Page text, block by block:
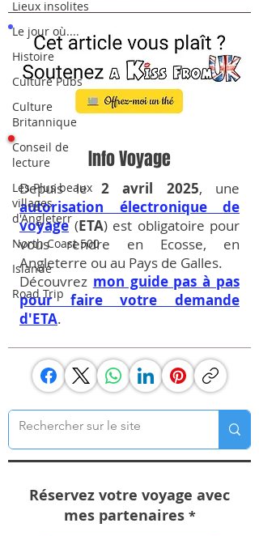
Lieux insolites
Le jour où....
Histoire
Culture Pubs
Culture
Britannique
Conseil de
lecture
Les Plus beaux
villages
d'Angleterr
North Coast 500
Islande
Road Trip
Info Voyage
Depuis le 2 avril 2025, une
autorisation électronique de
voyage(ETA) est obligatoire pour
vous rendre en Ecosse, en
Angleterre ou au Pays de Galles.
Découvrez mon guide pas à pas
pour faire votre demande
d'ETA.
Réservez votre voyage avec
mes partenaires *